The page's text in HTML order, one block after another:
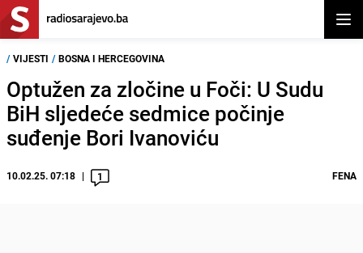
/ VIJESTI / BOSNA I HERCEGOVINA
Optužen za zločine u Foči: U Sudu
BiH sljedeće sedmice počinje
suđenje Bori Ivanoviću
10.02.25. 07:18 1 FENA